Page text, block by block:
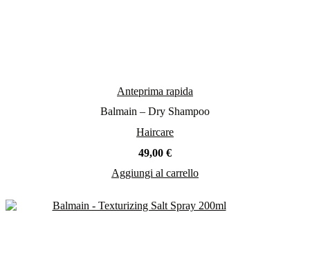
Anteprima rapida
Balmain – Dry Shampoo
Haircare
49,00 €
Aggiungi al carrello